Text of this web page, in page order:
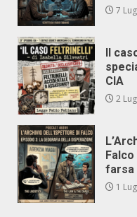
7
Il
CIA
2
Falco
farsa
1